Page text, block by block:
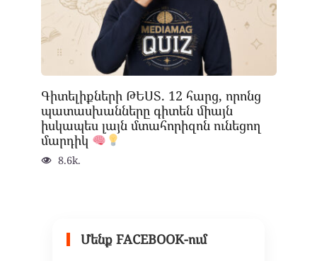
Գիտելիքների ԹԵՍՏ. 12 հարց, որոնց
պատասխանները գիտեն միայն
իսկապես լայն մտահորիզոն ունեցող
մարդիկ
8.6k.
Մենք FACEBOOK-ում